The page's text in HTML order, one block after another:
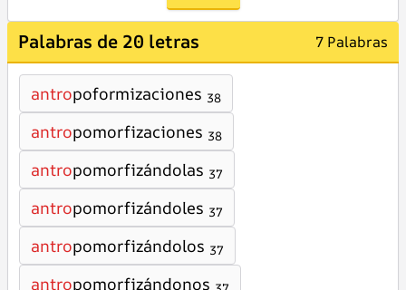
Palabras de 20 letras 7 Palabras
antropoformizaciones 38
antropomorfizaciones 38
antropomorfizándolas 37
antropomorfizándoles 37
antropomorfizándolos 37
antropomorfizándonos